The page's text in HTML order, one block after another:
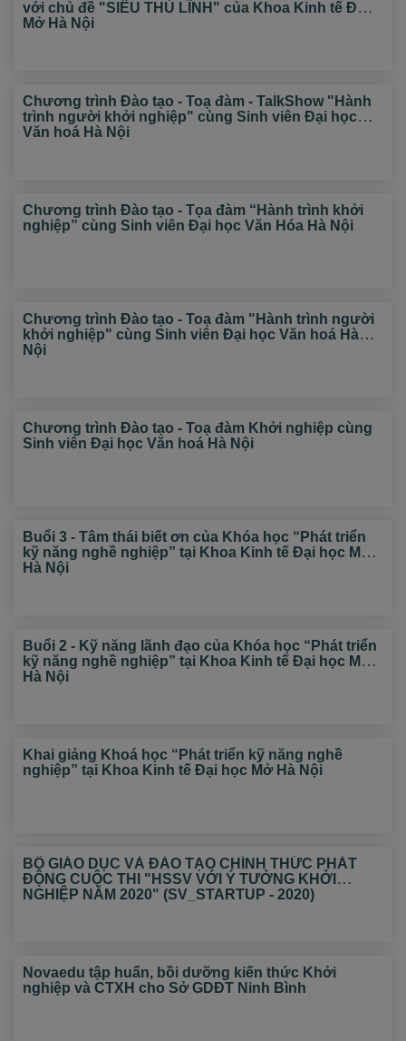
với chủ đề "SIÊU THỦ LĨNH" của Khoa Kinh tế ĐH
Mở Hà Nội
Chương trình Đào tạo - Toạ đàm - TalkShow "Hành
trình người khởi nghiệp" cùng Sinh viên Đại học
Văn hoá Hà Nội
Chương trình Đào tạo - Tọa đàm “Hành trình khởi
nghiệp” cùng Sinh viên Đại học Văn Hóa Hà Nội
Chương trình Đào tạo - Toạ đàm "Hành trình người
khởi nghiệp" cùng Sinh viên Đại học Văn hoá Hà
Nội
Chương trình Đào tạo - Toạ đàm Khởi nghiệp cùng
Sinh viên Đại học Văn hoá Hà Nội
Buổi 3 - Tâm thái biết ơn của Khóa học “Phát triển
kỹ năng nghề nghiệp” tại Khoa Kinh tế Đại học Mở
Hà Nội
Buổi 2 - Kỹ năng lãnh đạo của Khóa học “Phát triển
kỹ năng nghề nghiệp” tại Khoa Kinh tế Đại học Mở
Hà Nội
Khai giảng Khoá học “Phát triển kỹ năng nghề
nghiệp” tại Khoa Kinh tế Đại học Mở Hà Nội
BỘ GIÁO DỤC VÀ ĐÀO TẠO CHÍNH THỨC PHÁT
ĐỘNG CUỘC THI "HSSV VỚI Ý TƯỞNG KHỞI
NGHIỆP NĂM 2020" (SV_STARTUP - 2020)
Novaedu tập huấn, bồi dưỡng kiến thức Khởi
nghiệp và CTXH cho Sở GDĐT Ninh Bình